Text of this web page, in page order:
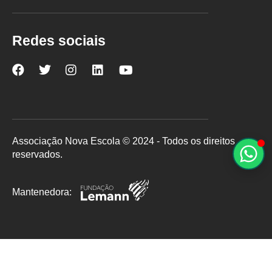
Redes sociais
Nova
Facebook
Nova
Twitter
Nova
Instagram
Nova
LinkedInYouTube
Associação Nova Escola © 2024 - Todos os direitos
reservados.
Mantenedora: